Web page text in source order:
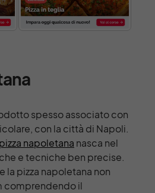
spesso associato con
con la città di Napoli.
pizza napoletana nasca nel
e tecniche ben precise.
la pizza napoletana non
comprendendo il